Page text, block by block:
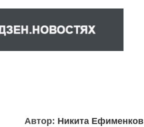
Автор: Никита Ефименков